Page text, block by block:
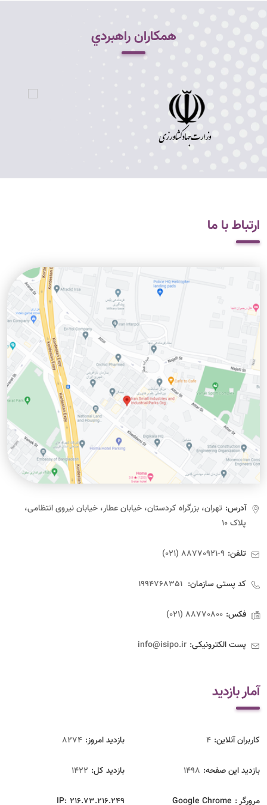
همکاران راهبردي
ارتباط با ما
آدرس: تهران، بزرگراه کردستان، خیابان عطار، خیابان نیروی انتظامی،
پلاک ۱۰
تلفن: 9-88770921 (021)
کد پستی سازمان:
فکس: 88770800 (021)
پست الکترونیکی: info@isipo.ir
آمار بازدید
کاربران آنلاین: 4 بازدید امروز: 8274
بازدید این صفحه: 1498 بازدید‌ کل: 1422
مرورگر : Google Chrome
IP: 216.73.216.249